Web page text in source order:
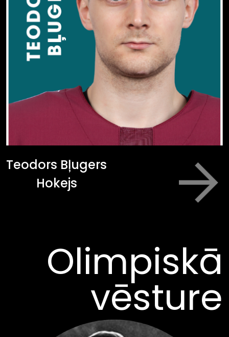
Teodors Bļugers
Hokejs
Next
Olimpiskā
vēsture